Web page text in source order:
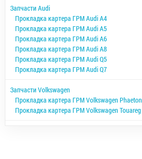
Запчасти Audi
Прокладка картера ГРМ Audi A4
Прокладка картера ГРМ Audi A5
Прокладка картера ГРМ Audi A6
Прокладка картера ГРМ Audi A8
Прокладка картера ГРМ Audi Q5
Прокладка картера ГРМ Audi Q7
Запчасти Volkswagen
Прокладка картера ГРМ Volkswagen Phaeton
Прокладка картера ГРМ Volkswagen Touareg